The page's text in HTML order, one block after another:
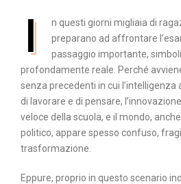
I
n questi giorni migliaia di
preparano ad affrontare
passaggio importante,
profondamente reale. Perché
senza precedenti in cui
di lavorare e di pensare,
veloce della scuola, e il mondo,
politico, appare spesso confuso,
trasformazione.
Eppure, proprio in questo scenario